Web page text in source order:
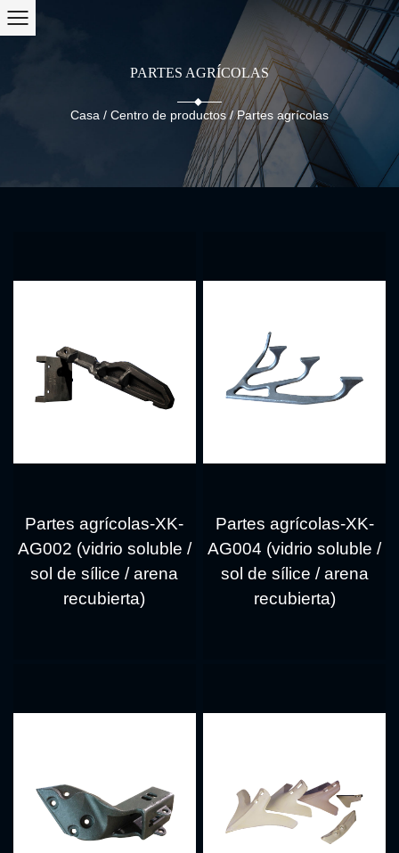
PARTES AGRÍCOLAS
Casa / Centro de productos/Partes agrícolas
Partes agrícolas-XK-
AG002 (vidrio soluble /
sol de sílice / arena
recubierta)
Partes agrícolas-XK-
AG004 (vidrio soluble /
sol de sílice / arena
recubierta)